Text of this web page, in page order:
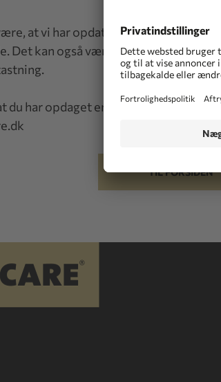
at vi har opdateret vores indhold
Det kan også være, at du har fået
du har opdaget en fejl, ser vi frem til
TIL FORSIDEN